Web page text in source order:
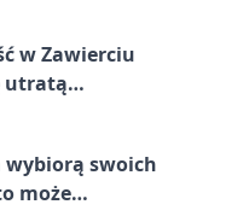
w Zawierciu
utratą
wybiorą swoich
może